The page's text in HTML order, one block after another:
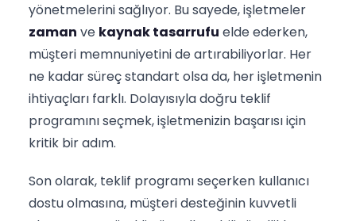
yönetmelerini sağlıyor. Bu sayede, işletmeler
zaman ve kaynak tasarrufu elde ederken,
müşteri memnuniyetini de artırabiliyorlar. Her
ne kadar süreç standart olsa da, her işletmenin
ihtiyaçları farklı. Dolayısıyla doğru teklif
programını seçmek, işletmenizin başarısı için
kritik bir adım.
Son olarak, teklif programı seçerken kullanıcı
dostu olmasına, müşteri desteğinin kuvvetli